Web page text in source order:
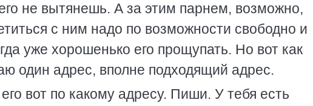
не вытянешь. А за этим парнем, возможно,
с ним надо по возможности свободно и
уже хорошенько его прощупать. Но вот как
один адрес, вполне подходящий адрес.
вот по какому адресу. Пиши. У тебя есть